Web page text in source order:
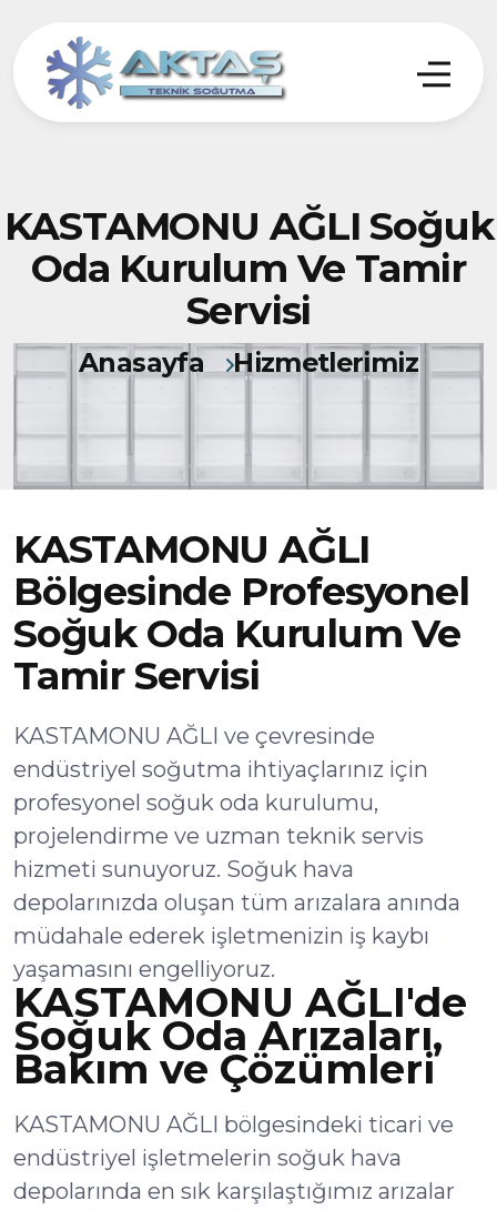
KASTAMONU AĞLI Soğuk
Oda Kurulum Ve Tamir
Servisi
Anasayfa Hizmetlerimiz
KASTAMONU AĞLI
Bölgesinde Profesyonel
Soğuk Oda Kurulum Ve
Tamir Servisi
KASTAMONU AĞLI ve çevresinde
endüstriyel soğutma ihtiyaçlarınız için
profesyonel soğuk oda kurulumu,
projelendirme ve uzman teknik servis
hizmeti sunuyoruz. Soğuk hava
depolarınızda oluşan tüm arızalara anında
müdahale ederek işletmenizin iş kaybı
yaşamasını engelliyoruz.
KASTAMONU AĞLI'de
Soğuk Oda Arızaları,
Bakım ve Çözümleri
KASTAMONU AĞLI bölgesindeki ticari ve
endüstriyel işletmelerin soğuk hava
depolarında en sık karşılaştığımız arızalar